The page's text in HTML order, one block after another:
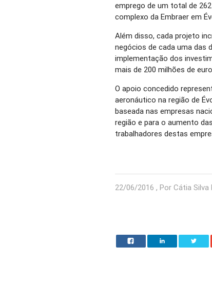
emprego de um total de
complexo da Embraer em
Além disso, cada projeto
negócios de cada uma das
implementação dos
mais de 200 milhões de
O apoio concedido
aeronáutico na região de
baseada nas empresas
região e para o aumento
trabalhadores destas
22/06/2016 , Por Cátia Silva